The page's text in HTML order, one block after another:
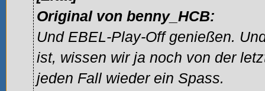
Original von benny_HCB:
Und EBEL-Play-Off genießen.
ist, wissen wir ja noch von der
jeden Fall wieder ein Spass.